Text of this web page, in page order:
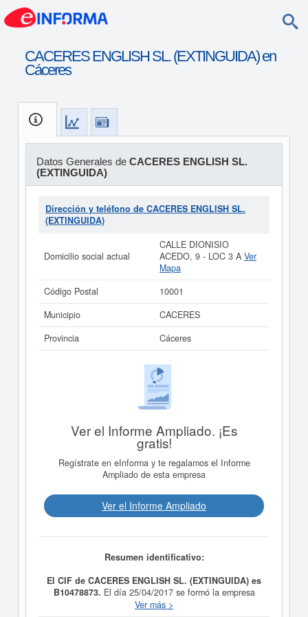
CACERES ENGLISH SL. (EXTINGUIDA) en
Cáceres
Datos Generales de CACERES ENGLISH SL.
(EXTINGUIDA)
Dirección y teléfono de CACERES ENGLISH SL.
(EXTINGUIDA)
Domicilio social actual
CALLE DIONISIO
ACEDO, 9 - LOC 3 A Ver
Mapa
Código Postal
10001
Municipio
CACERES
Provincia
Cáceres
Ver el Informe Ampliado. ¡Es
gratis!
Regístrate en eInforma y te regalamos el Informe
Ampliado de esta empresa
Ver el Informe Ampliado
Resumen identificativo:
El CIF de CACERES ENGLISH SL. (EXTINGUIDA) es
B10478873. El día 25/04/2017 se formó la empresa
CACERES ENGLISH SL. (EXTINGUIDA)
Ver más >